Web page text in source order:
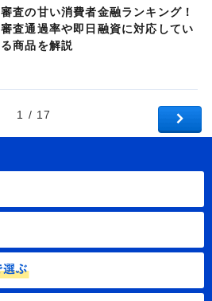
審査の甘い消費者金融ランキング！
審査通過率や即日融資に対応してい
る商品を解説
1 / 17